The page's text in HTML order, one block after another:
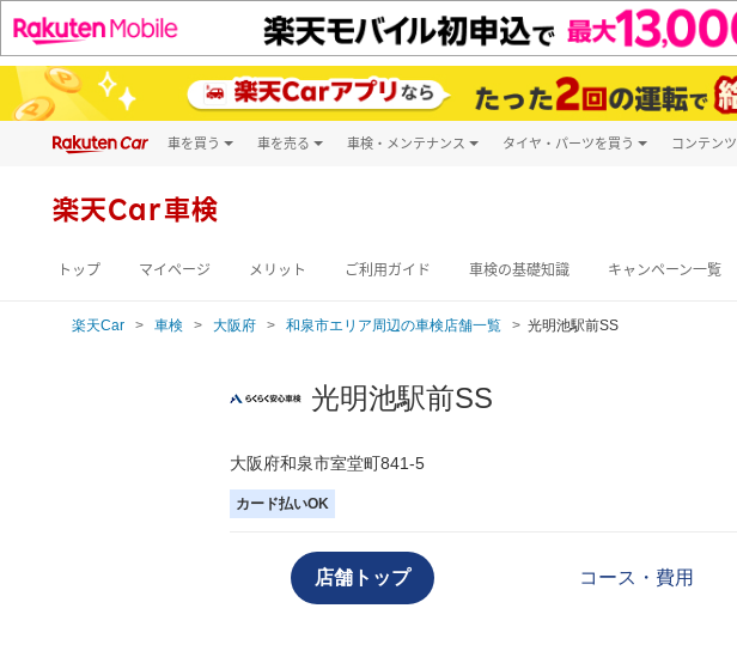
車を買う
新車
車を売る 車検・メンテナンス タイヤ・パーツを買う コンテンツ
楽天Car車検
トップ マイページ メリット ご利用ガイド 車検の基礎知識 キャンペーン一覧
楽天Car 車検 大阪府 和泉市エリア周辺の車検店舗一覧 光明池駅前SS
光明池駅前SS
大阪府和泉市室堂町841-5
カード払いOK
店舗トップ コース・費用